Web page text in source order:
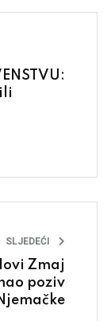
SLJEDEĆI
Zmaj
poziv